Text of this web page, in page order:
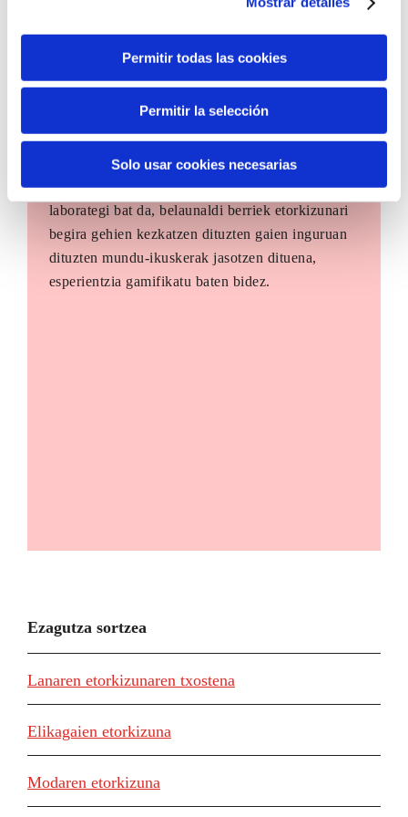
Permitir todas las cookies
Permitir la selección
Solo usar cookies necesarias
The Future Game
The Future Game gazteen parte-hartzerako
laborategi bat da, belaunaldi berriek etorkizunari
begira gehien kezkatzen dituzten gaien inguruan
dituzten mundu-ikuskerak jasotzen dituena,
esperientzia gamifikatu baten bidez.
Ezagutza sortzea
Lanaren etorkizunaren txostena
Elikagaien etorkizuna
Modaren etorkizuna